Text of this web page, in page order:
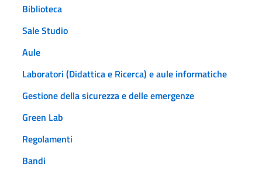
Biblioteca
Sale Studio
Aule
Laboratori (Didattica e Ricerca) e aule informatiche
Gestione della sicurezza e delle emergenze
Green Lab
Regolamenti
Bandi